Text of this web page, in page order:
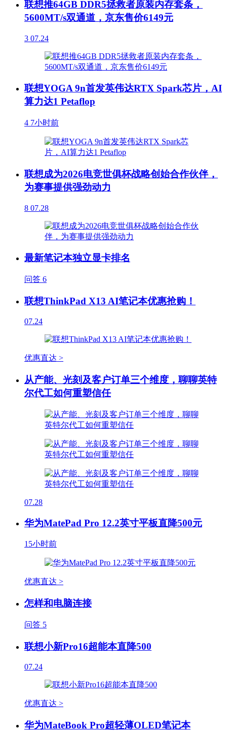
联想推64GB DDR5拯救者原装内存套条，
5600MT/s双通道，京东售价6149元
3 07.24
联想YOGA 9n首发英伟达RTX Spark芯片，AI
算力达1 Petaflop
4 7小时前
联想成为2026电竞世俱杯战略创始合作伙伴，
为赛事提供强劲动力
8 07.28
最新笔记本独立显卡排名
问答 6
联想ThinkPad X13 AI笔记本优惠抢购！
07.24
优惠直达 >
从产能、光刻及客户订单三个维度，聊聊英特
尔代工如何重塑信任
07.28
华为MatePad Pro 12.2英寸平板直降500元
15小时前
优惠直达 >
怎样和电脑连接
问答 5
联想小新Pro16超能本直降500
07.24
优惠直达 >
华为MateBook Pro超轻薄OLED笔记本